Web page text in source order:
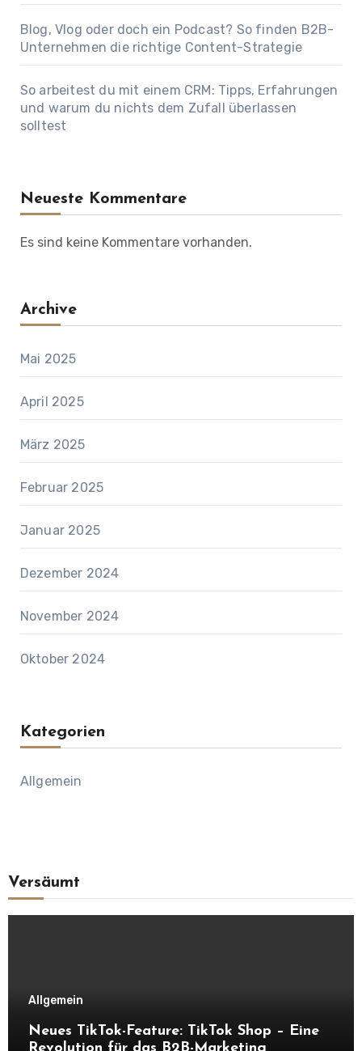
Blog, Vlog oder doch ein Podcast? So finden B2B-
Unternehmen die richtige Content-Strategie
So arbeitest du mit einem CRM: Tipps, Erfahrungen
und warum du nichts dem Zufall überlassen
solltest
Neueste Kommentare
Es sind keine Kommentare vorhanden.
Archive
Mai 2025
April 2025
März 2025
Februar 2025
Januar 2025
Dezember 2024
November 2024
Oktober 2024
Kategorien
Allgemein
Versäumt
Allgemein
Neues TikTok-Feature: TikTok Shop – Eine